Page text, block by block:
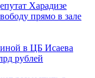
Харадизе
прямо в зале
в ЦБ Исаева
рублей